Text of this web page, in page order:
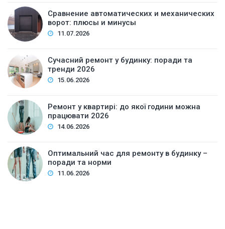
Сравнение автоматических и механических
ворот: плюсы и минусы
11.07.2026
Сучасний ремонт у будинку: поради та
тренди 2026
15.06.2026
Ремонт у квартирі: до якої години можна
працювати 2026
14.06.2026
Оптимальний час для ремонту в будинку –
поради та норми
11.06.2026